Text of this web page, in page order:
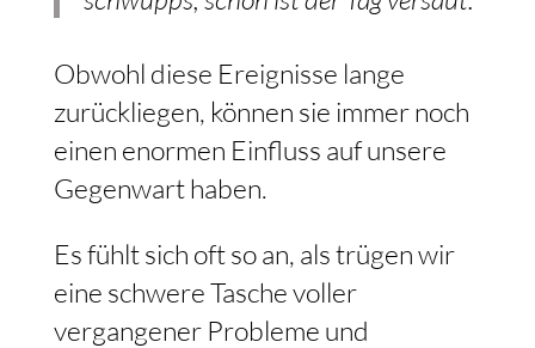
Obwohl diese Ereignisse lange
zurückliegen, können sie immer noch
einen enormen Einfluss auf unsere
Gegenwart haben.
Es fühlt sich oft so an, als trügen wir
eine schwere Tasche voller
vergangener Probleme und